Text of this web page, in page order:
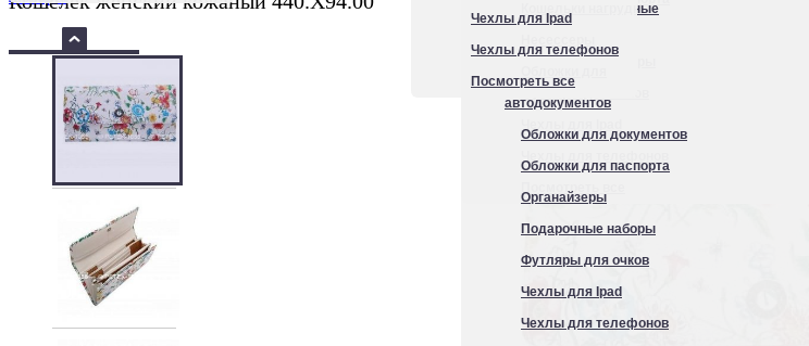
Посмотреть все
Кошельки нагрудные
автодокументов
Обложки для документов
Обложки для паспорта
Органайзеры
Подарочные наборы
Футляры для очков
Чехлы для Ipad
Чехлы для телефонов
Чехлы для Ipad
Чехлы для телефонов
Посмотреть все